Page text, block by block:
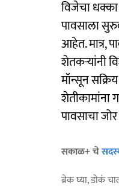
विजेचा धक्का
पावसाला
आहेत. मात्र,
शेतकऱ्यांनी
मॉन्सून
शेतीकामांना
पावसाचा
सकाळ+ चे
ब्रेक घ्या, डोकं